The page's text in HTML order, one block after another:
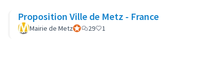
Proposition Ville de Metz - France
Mairie de MetzParticipante oficial
29 1